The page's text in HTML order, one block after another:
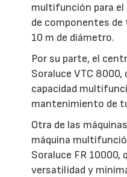
multifunción para el
de componentes de
10 m de diámetro.
Por su parte, el
Soraluce VTC 8000,
capacidad
mantenimiento de
Otra de las
máquina
Soraluce FR 10000,
versatilidad y